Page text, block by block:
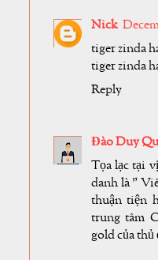
Nick
tiger zinda
tiger zinda
Reply
Đào Duy
Tọa lạc tại
danh là "
thuận tiện
trung tâm
gold của